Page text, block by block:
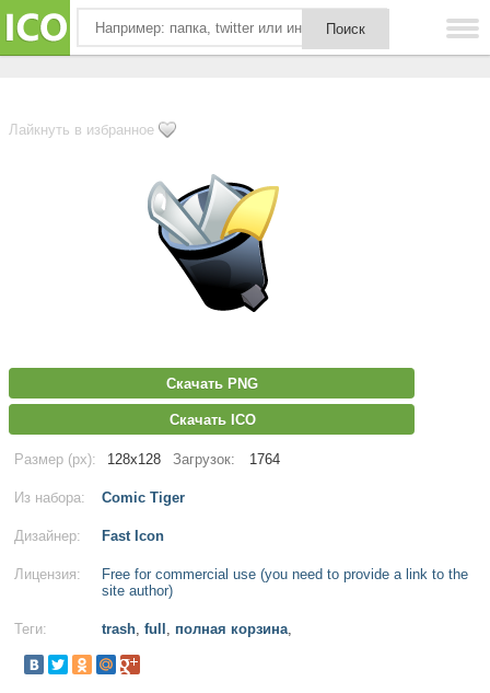
Лайкнуть в избранное
Скачать PNG
Скачать ICO
Размер (px): 128x128 Загрузок: 1764
Из набора: Comic Tiger
Дизайнер: Fast Icon
Лицензия:
Free for commercial use (you need to provide a link to the
site author)
Теги: trash, full , полная корзина,